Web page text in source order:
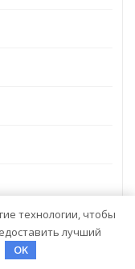
технологии, чтобы
лучший
OK